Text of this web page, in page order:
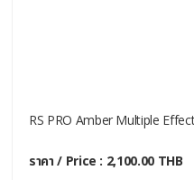
RS PRO Amber Multiple
ราคา / Price : 2,100.00 THB